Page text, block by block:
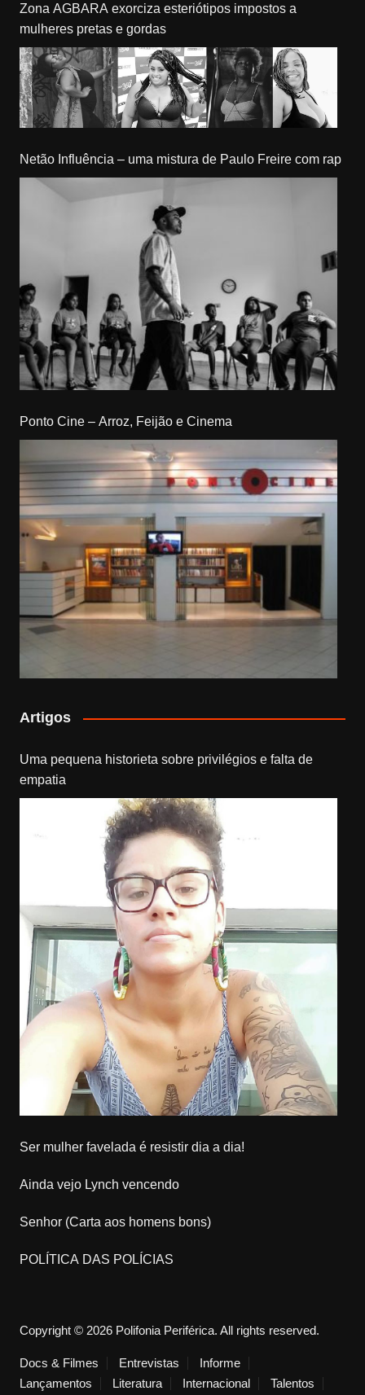
Zona AGBARA exorciza esteriótipos impostos a
mulheres pretas e gordas
Netão Influência – uma mistura de Paulo Freire com rap
Ponto Cine – Arroz, Feijão e Cinema
Artigos
Uma pequena historieta sobre privilégios e falta de
empatia
Ser mulher favelada é resistir dia a dia!
Ainda vejo Lynch vencendo
Senhor (Carta aos homens bons)
POLÍTICA DAS POLÍCIAS
Copyright © 2026 Polifonia Periférica. All rights reserved.
Docs & Filmes Entrevistas
Informe
Lançamentos
Literatura Internacional Talentos